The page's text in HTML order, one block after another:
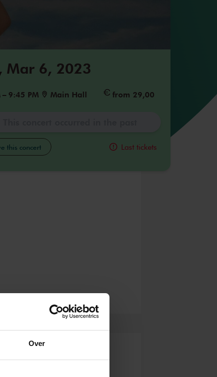
Over
Mar 6, 2023
– 9:45 PM Main Hall from 29,00
this concert Last tickets